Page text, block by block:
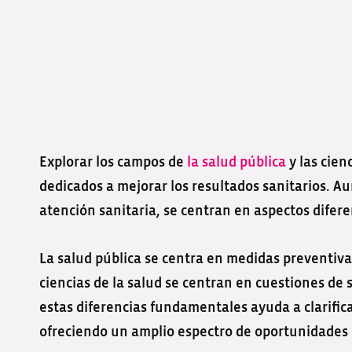
Explorar los campos de la salud pública y las
dedicados a mejorar los resultados sanitarios.
atención sanitaria, se centran en aspectos
La salud pública se centra en medidas
ciencias de la salud se centran en cuestiones
estas diferencias fundamentales ayuda a
ofreciendo un amplio espectro de